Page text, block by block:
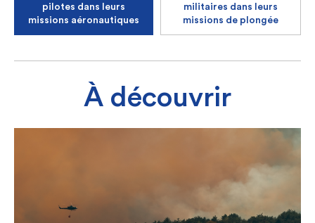
pilotes dans leurs
missions aéronautiques
militaires dans leurs
missions de plongée
À découvrir